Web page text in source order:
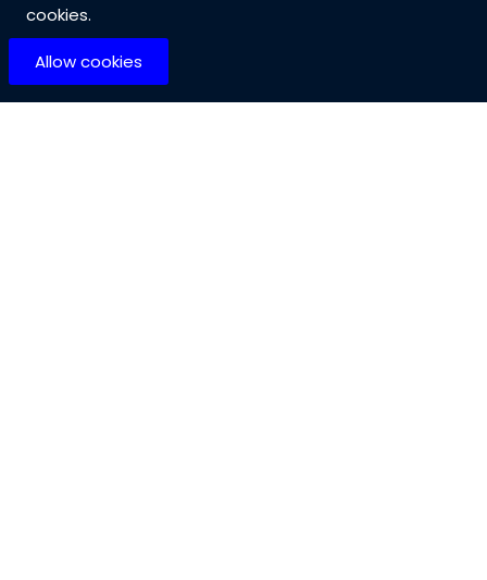
Copyright by @ SK Developers - 2021
cookies.
Allow cookies